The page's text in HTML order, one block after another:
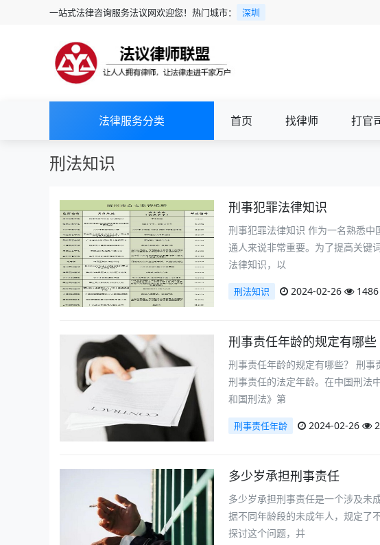
一站式法律咨询服务法议网欢迎您！热门城市： 深圳
法律服务分类 首页 找律师 打官
刑法知识
刑事犯罪法律知识
刑事犯罪法律知识 作为一名熟悉
通人来说非常重要。为了提高关键
法律知识，以
刑法知识 2024-02-26 1486
刑事责任年龄的规定有哪些
刑事责任年龄的规定有哪些？ 刑
刑事责任的法定年龄。在中国刑法
和国刑法》第
刑事责任年龄 2024-02-26
多少岁承担刑事责任
多少岁承担刑事责任是一个涉及未
据不同年龄段的未成年人，规定了
探讨这个问题，并